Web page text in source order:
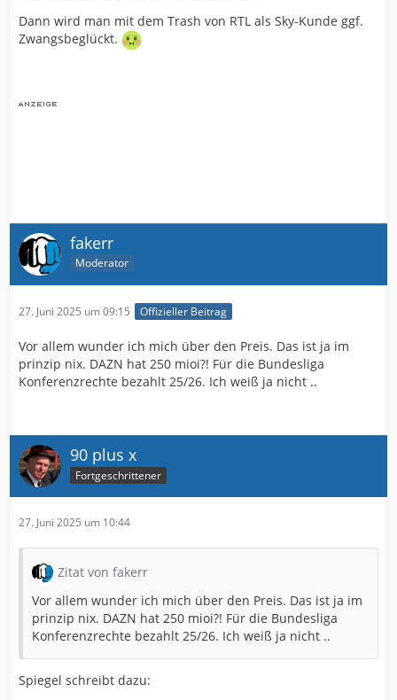
Dann wird man mit dem Trash von RTL als Sky-Kunde ggf.
Zwangsbeglückt.
fakerr
Moderator
27. Juni 2025 um 09:15 Offizieller Beitrag
Vor allem wunder ich mich über den Preis. Das ist ja im
prinzip nix. DAZN hat 250 mioi?! Für die Bundesliga
Konferenzrechte bezahlt 25/26. Ich weiß ja nicht ..
90 plus x
Fortgeschrittener
27. Juni 2025 um 10:44
Zitat von fakerr
Vor allem wunder ich mich über den Preis. Das ist ja im
prinzip nix. DAZN hat 250 mioi?! Für die Bundesliga
Konferenzrechte bezahlt 25/26. Ich weiß ja nicht ..
Spiegel schreibt dazu: